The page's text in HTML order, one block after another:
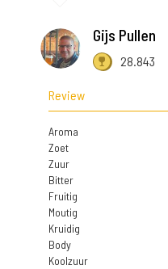
Gijs Pullen
28.843
Review
Aroma
Zoet
Zuur
Bitter
Fruitig
Moutig
Kruidig
Body
Koolzuur